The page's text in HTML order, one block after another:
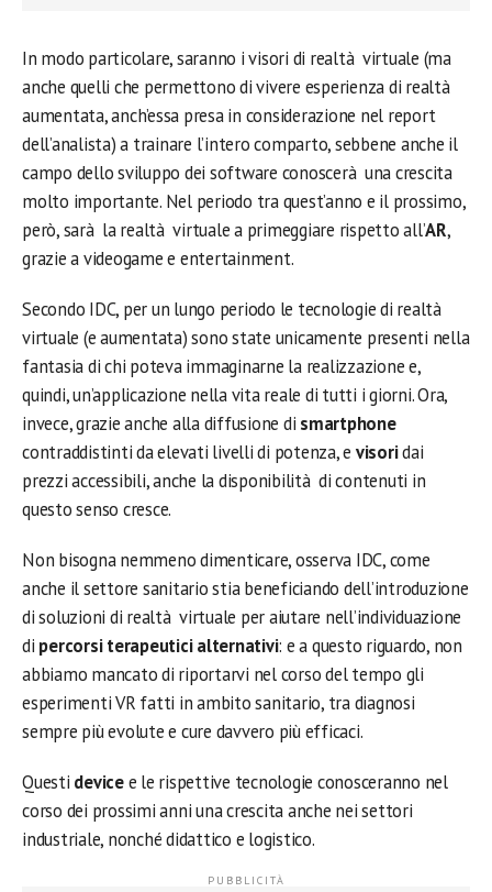
In modo particolare, saranno i visori di realtà virtuale (ma
anche quelli che permettono di vivere esperienza di realtà
aumentata, anch’essa presa in considerazione nel report
dell’analista) a trainare l’intero comparto, sebbene anche il
campo dello sviluppo dei software conoscerà una crescita
molto importante. Nel periodo tra quest’anno e il prossimo,
però, sarà la realtà virtuale a primeggiare rispetto all’AR,
grazie a videogame e entertainment.
Secondo IDC, per un lungo periodo le tecnologie di realtà
virtuale (e aumentata) sono state unicamente presenti nella
fantasia di chi poteva immaginarne la realizzazione e,
quindi, un’applicazione nella vita reale di tutti i giorni. Ora,
invece, grazie anche alla diffusione di smartphone
contraddistinti da elevati livelli di potenza, e visoridai
prezzi accessibili, anche la disponibilità di contenuti in
questo senso cresce.
Non bisogna nemmeno dimenticare, osserva IDC, come
anche il settore sanitario stia beneficiando dell’introduzione
di soluzioni di realtà virtuale per aiutare nell’individuazione
di percorsi terapeutici alternativi: e a questo riguardo, non
abbiamo mancato di riportarvi nel corso del tempo gli
esperimenti VR fatti in ambito sanitario, tra diagnosi
sempre più evolute e cure davvero più efficaci.
Questi devicee le rispettive tecnologie conosceranno nel
corso dei prossimi anni una crescita anche nei settori
industriale, nonché didattico e logistico.